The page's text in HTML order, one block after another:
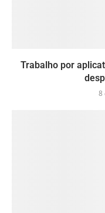
Trabalho por
8